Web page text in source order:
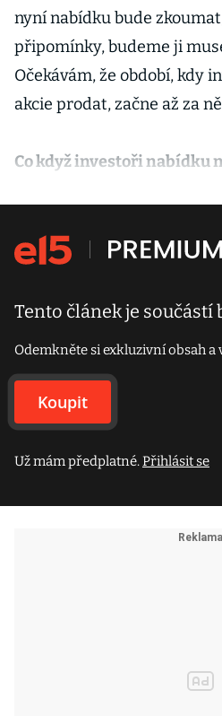
nyní nabídku bude
připomínky, budeme ji
Očekávám, že období, kdy
akcie prodat, začne až za
Co když investoři nabídku
Tento článek je součástí
Odemkněte si exkluzivní obsah a
Koupit
Už mám předplatné.Přihlásit se